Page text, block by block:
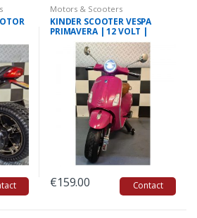
Motors & Scooters
KINDER SCOOTER VESPA
PRIMAVERA | 12 VOLT |
METALLIC ROZE
€159.00 Contact